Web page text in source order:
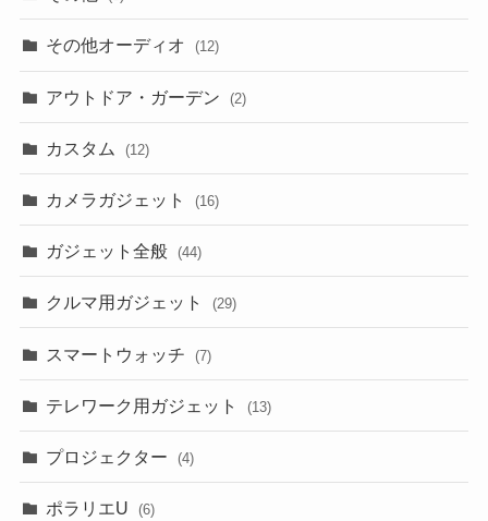
その他オーディオ (12)
アウトドア・ガーデン (2)
カスタム (12)
カメラガジェット (16)
ガジェット全般 (44)
クルマ用ガジェット (29)
スマートウォッチ (7)
テレワーク用ガジェット (13)
プロジェクター (4)
ポラリエU (6)